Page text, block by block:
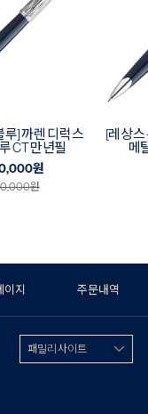
루] 까렌 디럭스
CT 만년필
원
원
[레상스
메
이지 주문내역
패밀리 사이트